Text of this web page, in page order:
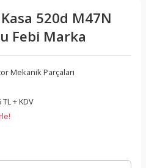
520d M47N
Febi Marka
Mekanik Parçaları
TL + KDV